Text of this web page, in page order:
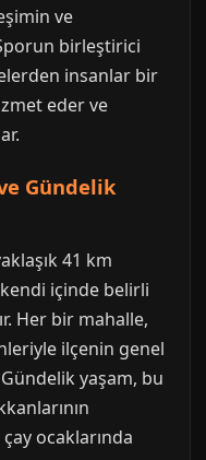
ve
birleştirici
insanlar bir
eder ve
Gündelik
41 km
içinde belirli
Her bir mahalle,
ilçenin genel
yaşam, bu
ocaklarında